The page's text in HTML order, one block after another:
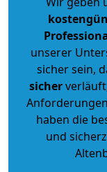
unserer
sicher sein,
sicher
haben die
und